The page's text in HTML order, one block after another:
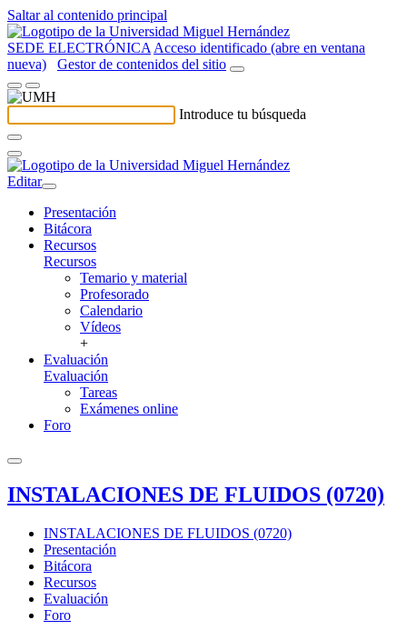
Saltar al contenido principal
SEDE ELECTRÓNICA Acceso identificado (abre en ventana
nueva)
Gestor de contenidos del sitio
Introduce tu búsqueda
Editar
Presentación
Bitácora
Recursos
Recursos
Temario y material
Profesorado
Calendario
Vídeos
+
Evaluación
Evaluación
Tareas
Exámenes online
Foro
INSTALACIONES DE FLUIDOS (0720)
INSTALACIONES DE FLUIDOS (0720)
Presentación
Bitácora
Recursos
Evaluación
Foro